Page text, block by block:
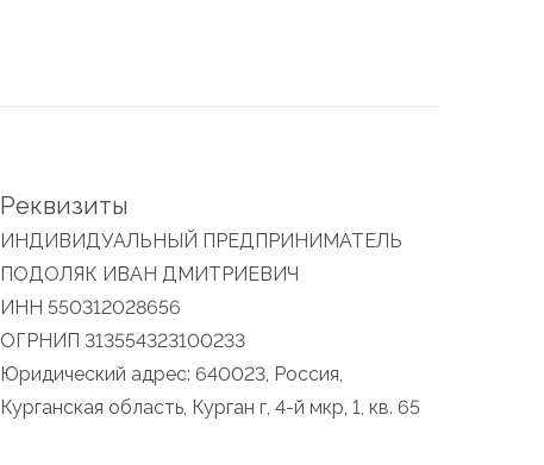
Реквизиты
ИНДИВИДУАЛЬНЫЙ ПРЕДПРИНИМАТЕЛЬ
ПОДОЛЯК ИВАН ДМИТРИЕВИЧ
ИНН 550312028656
ОГРНИП 313554323100233
Юридический адрес: 640023, Россия,
Курганская область, Курган г, 4-й мкр, 1, кв. 65